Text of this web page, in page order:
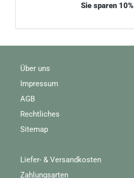
Sie sparen 10%
Über uns
Impressum
AGB
Rechtliches
Sitemap
Liefer- & Versandkosten
Zahlungsarten